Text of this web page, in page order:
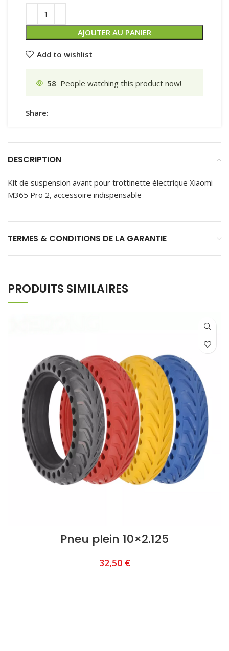
AJOUTER AU PANIER
Add to wishlist
58 People watching this product now!
Share:
DESCRIPTION
Kit de suspension avant pour trottinette électrique Xiaomi
M365 Pro 2, accessoire indispensable
TERMES & CONDITIONS DE LA GARANTIE
PRODUITS SIMILAIRES
Pneu plein 10×2.125
32,50 €